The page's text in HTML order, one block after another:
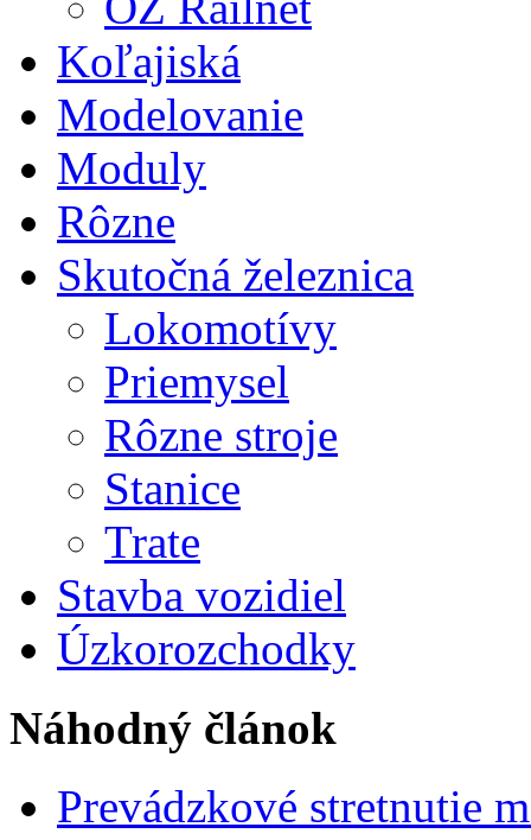
Koľajiská
Modelovanie
Moduly
Rôzne
Skutočná železnica
Lokomotívy
Priemysel
Rôzne stroje
Stanice
Trate
Stavba vozidiel
Úzkorozchodky
Náhodný článok
Prevádzkové stretnutie